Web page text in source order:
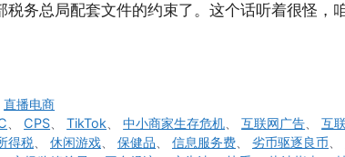
税务总局配套文件的约束了。这个话听着很怪，
直播电商
CPS 、TikTok 、中小商家生存危机 、互联网广告 、互
得税 休闲游戏 保健品 信息服务费 劣币驱逐良币